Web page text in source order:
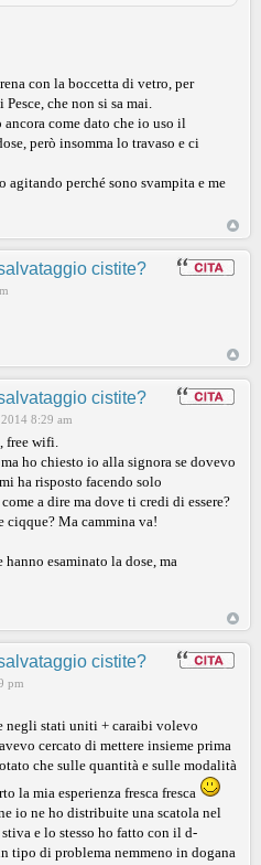
con la boccetta di vetro, per
che non si sa mai.
come dato che io uso il
però insomma lo travaso e ci
agitando perché sono svampita e me
cistite?
cistite?
8:29 am
free wifi.
ho chiesto io alla signora se dovevo
ha risposto facendo solo
a dire ma dove ti credi di essere?
ciqque? Ma cammina va!
esaminato la dose, ma
cistite?
pm
negli stati uniti + caraibi volevo
cercato di mettere insieme prima
che sulle quantità e sulle modalità
la mia esperienza fresca fresca
io ne ho distribuite una scatola nel
e lo stesso ho fatto con il d-
tipo di problema nemmeno in dogana